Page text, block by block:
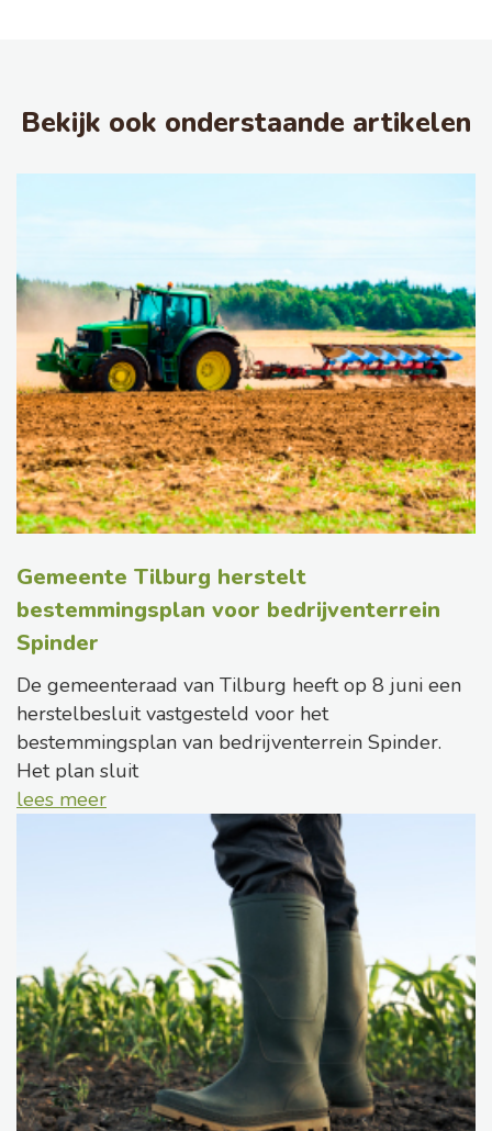
Bekijk ook onderstaande artikelen
Gemeente Tilburg herstelt
bestemmingsplan voor bedrijventerrein
Spinder
De gemeenteraad van Tilburg heeft op 8 juni een
herstelbesluit vastgesteld voor het
bestemmingsplan van bedrijventerrein Spinder.
Het plan sluit
lees meer